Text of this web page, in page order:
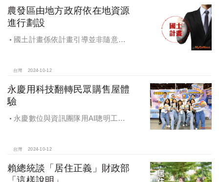
農發區由地方政府依在地資源
進行劃設
國土計畫係依計畫引導並非隨意亂
台灣 2024-10-12
永慶用科技翻轉民眾購售屋體
驗
永慶數位與資訊團隊用AI聰明工
灣房產科技發展
台灣 2024-10-12
賴總統談「居住正義」財政部